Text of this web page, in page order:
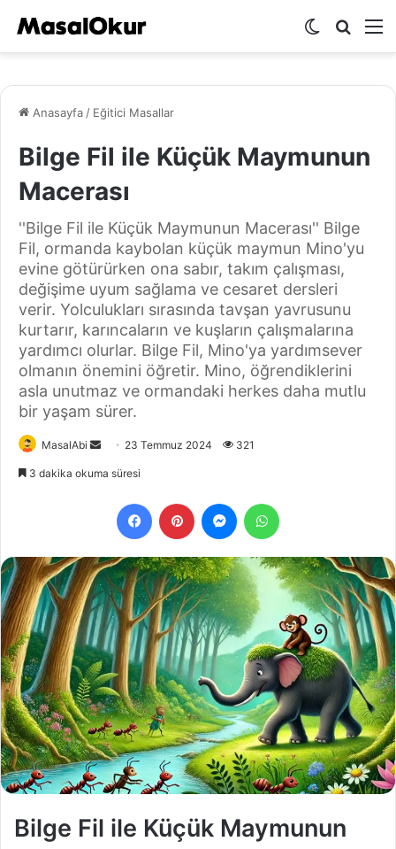
Arama
yap
Dış
görünümü
Anasayfa / Eğitici Masallar
Bilge Fil ile Küçük Maymunun
Macerası
''Bilge Fil ile Küçük Maymunun Macerası'' Bilge
Fil, ormanda kaybolan küçük maymun Mino'yu
evine götürürken ona sabır, takım çalışması,
değişime uyum sağlama ve cesaret dersleri
verir. Yolculukları sırasında tavşan yavrusunu
kurtarır, karıncaların ve kuşların çalışmalarına
yardımcı olurlar. Bilge Fil, Mino'ya yardımsever
olmanın önemini öğretir. Mino, öğrendiklerini
asla unutmaz ve ormandaki herkes daha mutlu
bir yaşam sürer.
MasalAbi
Bir
göndermek
23 Temmuz 2024 321
3 dakika okuma süresi
FacebookPinterest Messenger
Bilge Fil ile Küçük Maymunun